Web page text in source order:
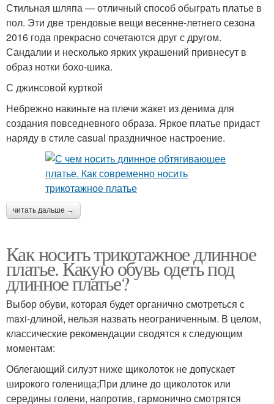
Стильная шляпа — отличный способ обыграть платье в
пол. Эти две трендовые вещи весенне-летнего сезона
2016 года прекрасно сочетаются друг с другом.
Сандалии и несколько ярких украшений привнесут в
образ нотки бохо-шика.
С джинсовой курткой
Небрежно накиньте на плечи жакет из денима для
создания повседневного образа. Яркое платье придаст
наряду в стиле casual праздничное настроение.
читать дальше →
Как носить трикотажное длинное
платье. Какую обувь одеть под
длинное платье?
Выбор обуви, которая будет органично смотреться с
maxi-длиной, нельзя назвать неограниченным. В целом,
классические рекомендации сводятся к следующим
моментам:
Облегающий силуэт ниже щиколоток не допускает
широкого голенища;При длине до щиколоток или
середины голени, напротив, гармонично смотрятся